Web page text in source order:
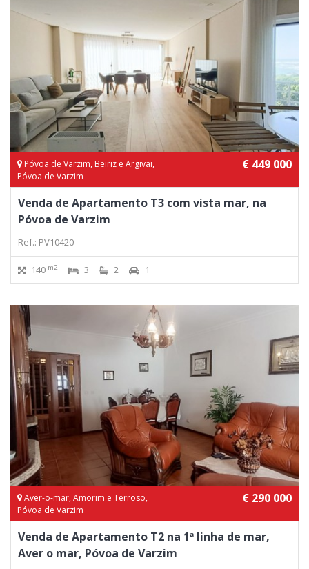
Póvoa de Varzim, Beiriz e Argivai,
Póvoa de Varzim
€ 449 000
Venda de Apartamento T3 com vista mar, na
Póvoa de Varzim
Ref.: PV10420
140 m2 3 2 1
Aver-o-mar, Amorim e Terroso,
Póvoa de Varzim
€ 290 000
Venda de Apartamento T2 na 1ª linha de mar,
Aver o mar, Póvoa de Varzim